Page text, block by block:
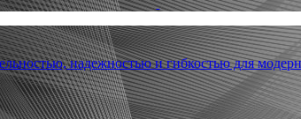
надежностью и гибкостью для